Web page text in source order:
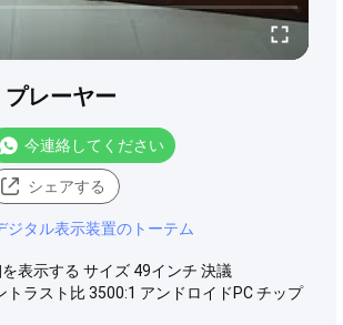
レーヤー
今連絡してください
シェアする
ジタル表示装置のトーテム
表示する サイズ 49インチ 決議
ラスト比 3500:1 アンドロイドPC チップ